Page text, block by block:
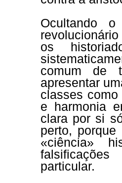
Ocultando
os
comum de
apresentar
classes
e harmonia
clara por si
perto,
«ciência»
particular.